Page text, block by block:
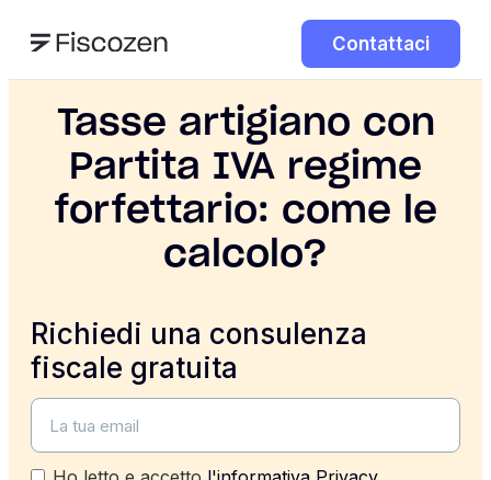
Contattaci
Tasse artigiano con
Partita IVA regime
forfettario: come le
calcolo?
Richiedi una consulenza
fiscale gratuita